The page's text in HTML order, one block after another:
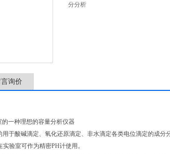
分分析
言询价
一种理想的容量分析仪器
于酸碱滴定、氧化还原滴定、非水滴定各类电位滴定的成分分
验室可作为精密PH计使用。